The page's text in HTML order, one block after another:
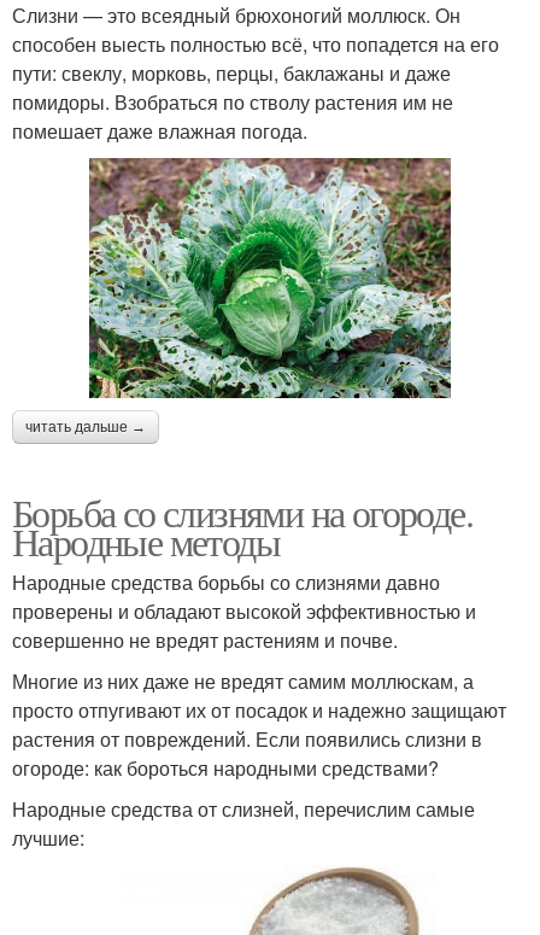
Слизни — это всеядный брюхоногий моллюск. Он
способен выесть полностью всё, что попадется на его
пути: свеклу, морковь, перцы, баклажаны и даже
помидоры. Взобраться по стволу растения им не
помешает даже влажная погода.
читать дальше →
Борьба со слизнями на огороде.
Народные методы
Народные средства борьбы со слизнями давно
проверены и обладают высокой эффективностью и
совершенно не вредят растениям и почве.
Многие из них даже не вредят самим моллюскам, а
просто отпугивают их от посадок и надежно защищают
растения от повреждений. Если появились слизни в
огороде: как бороться народными средствами?
Народные средства от слизней, перечислим самые
лучшие: